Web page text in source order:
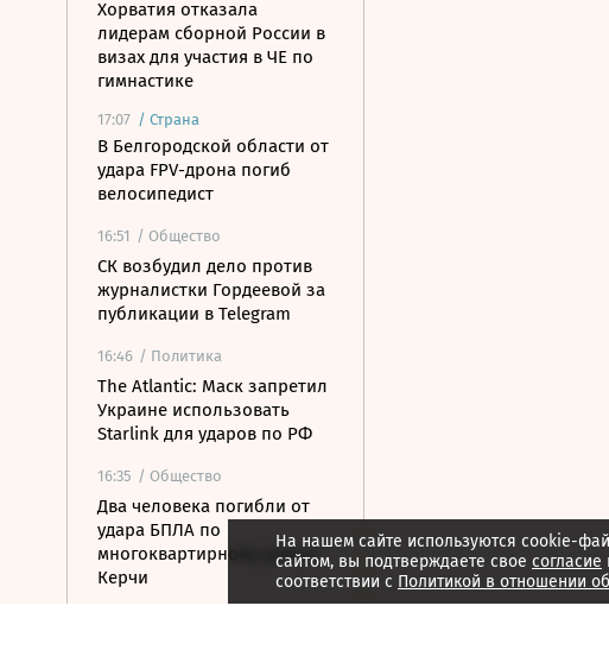
Хорватия отказала
лидерам сборной России в
визах для участия в ЧЕ по
гимнастике
17:07 / Страна
В Белгородской области от
удара FPV-дрона погиб
велосипедист
16:51 / Общество
СК возбудил дело против
журналистки Гордеевой за
публикации в Telegram
16:46 / Политика
The Atlantic: Маск запретил
Украине использовать
Starlink для ударов по РФ
16:35 / Общество
Два человека погибли от
удара БПЛА по
многоквартирному дому в
Керчи
На нашем сайте используются cookie-
сайтом, вы подтверждаете свое согласие
соответствии с Политикой в отношении